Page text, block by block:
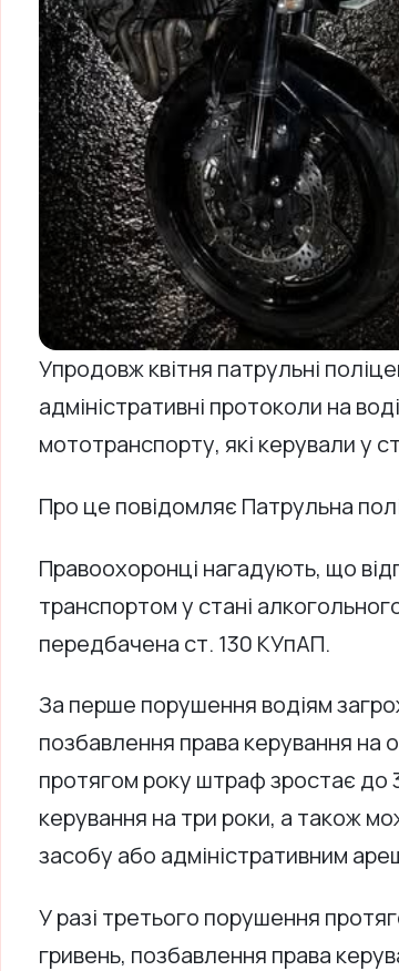
Упродовж квітня патрульні
адміністративні протоколи на
мототранспорту, які керували у
Про це повідомляє Патрульна
Правоохоронці нагадують, що
транспортом у стані
передбачена ст. 130 КУпАП.
За перше порушення водіям
позбавлення права керування на
протягом року штраф зростає до
керування на три роки, а також
засобу або адміністративним
У разі третього порушення
гривень, позбавлення права